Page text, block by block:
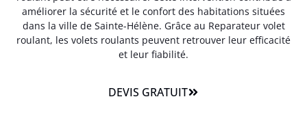
améliorer la sécurité et le confort des habitations situées
dans la ville de Sainte-Hélène. Grâce au Reparateur volet
roulant, les volets roulants peuvent retrouver leur efficacité
et leur fiabilité.
DEVIS GRATUIT